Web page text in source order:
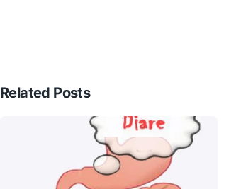
Related Posts